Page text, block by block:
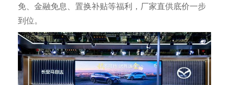
免、金融免息、置换补贴等福利，厂家直供底价一步
到位。